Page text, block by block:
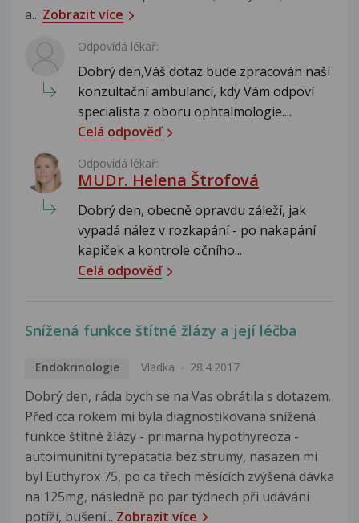
a... Zobrazit více
Odpovídá lékař:
Dobrý den,Váš dotaz bude zpracován naší
konzultační ambulancí, kdy Vám odpoví
specialista z oboru ophtalmologie....
Celá odpověď
Odpovídá lékař:
MUDr. Helena Štrofová
Dobrý den, obecně opravdu záleží, jak
vypadá nález v rozkapání - po nakapání
kapiček a kontrole očního...
Celá odpověď
Snížená funkce štítné žlázy a její léčba
Endokrinologie Vladka 28.4.2017
Dobrý den, ráda bych se na Vas obrátila s dotazem.
Před cca rokem mi byla diagnostikovana snížená
funkce štítné žlázy​ - primarna hypothyreoza -
autoimunitni tyrepatatia bez strumy​, nasazen mi
byl Euthyrox 75, po ca třech měsících zvýšená dávka
na 125mg, následně po par týdnech při udávání
potíží, bušení... Zobrazit více